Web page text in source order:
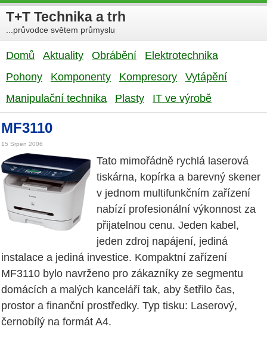
T+T Technika a trh
...průvodce světem průmyslu
Domů Aktuality Obrábění
Elektrotechnika
Pohony
Komponenty Kompresory
Vytápění
Manipulační technika
Plasty IT ve výrobě
MF3110
15 Srpen 2006
Tato mimořádně rychlá laserová
tiskárna, kopírka a barevný skener
v jednom multifunkčním zařízení
nabízí profesionální výkonnost za
přijatelnou cenu. Jeden kabel,
jeden zdroj napájení, jediná
instalace a jediná investice. Kompaktní zařízení
MF3110 bylo navrženo pro zákazníky ze segmentu
domácích a malých kanceláří tak, aby šetřilo čas,
prostor a finanční prostředky. Typ tisku: Laserový,
černobílý na formát A4.